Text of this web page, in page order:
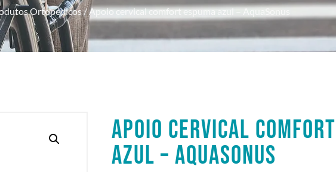
Ortopédicos/ Apoio cervical comfort espuma azul – AquaSonus
APOIO CERVICAL
AZUL – AQUASONUS